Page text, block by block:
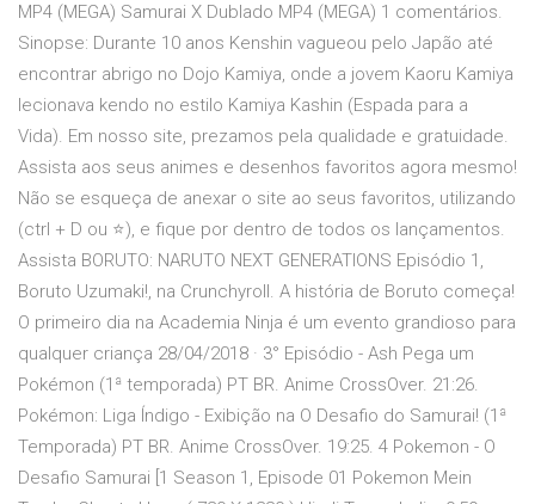
MP4 (MEGA) Samurai X Dublado MP4 (MEGA) 1 comentários.
Sinopse: Durante 10 anos Kenshin vagueou pelo Japão até
encontrar abrigo no Dojo Kamiya, onde a jovem Kaoru Kamiya
lecionava kendo no estilo Kamiya Kashin (Espada para a
Vida). Em nosso site, prezamos pela qualidade e gratuidade.
Assista aos seus animes e desenhos favoritos agora mesmo!
Não se esqueça de anexar o site ao seus favoritos, utilizando
(ctrl + D ou ⭐), e fique por dentro de todos os lançamentos.
Assista BORUTO: NARUTO NEXT GENERATIONS Episódio 1,
Boruto Uzumaki!, na Crunchyroll. A história de Boruto começa!
O primeiro dia na Academia Ninja é um evento grandioso para
qualquer criança 28/04/2018 · 3° Episódio - Ash Pega um
Pokémon (1ª temporada) PT BR. Anime CrossOver. 21:26.
Pokémon: Liga Índigo - Exibição na O Desafio do Samurai! (1ª
Temporada) PT BR. Anime CrossOver. 19:25. 4 Pokemon - O
Desafio Samurai [1 Season 1, Episode 01 Pokemon Mein